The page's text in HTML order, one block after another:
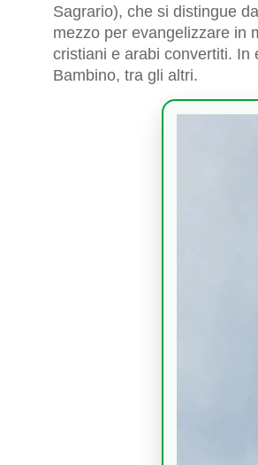
Sagrario), che si distingue
mezzo per evangelizzare in
cristiani e arabi convertiti. In
Bambino, tra gli altri.